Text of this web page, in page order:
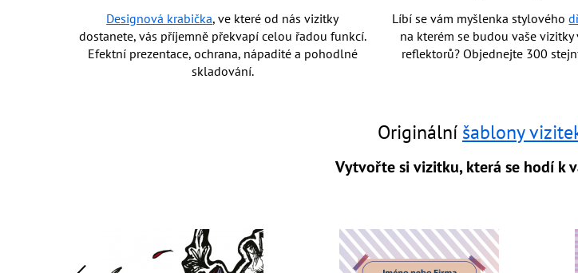
Designová krabička, ve které od nás vizitky
dostanete, vás příjemně překvapí celou řadou funkcí.
Efektní prezentace, ochrana, nápadité a pohodlné
skladování.
Líbí se vám myšlenka stylového
na kterém se budou vaše
reflektorů? Objednejte 300
Originální šablony
Vytvořte si vizitku, která se hodí k